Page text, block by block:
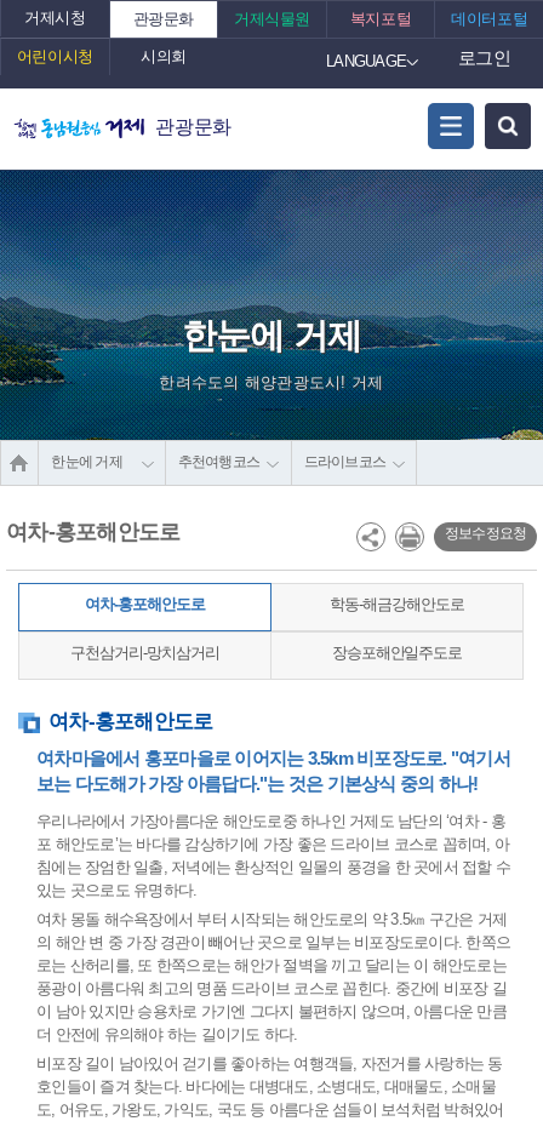
거제시청 관광문화 거제식물원 복지포털 데이터포털
어린이시청 시의회 LANGUAGE 로그인
관광문화
한눈에 거제
한려수도의 해양관광도시! 거제
한눈에 거제 추천여행코스 드라이브코스
여차-홍포해안도로 정보수정요청
여차-홍포해안도로 학동-해금강해안도로
구천삼거리-망치삼거리 장승포해안일주도로
여차-홍포해안도로
여차마을에서 홍포마을로 이어지는 3.5km 비포장도로. "여기서
보는 다도해가 가장 아름답다."는 것은 기본상식 중의 하나!
우리나라에서 가장아름다운 해안도로중 하나인 거제도 남단의 ‘여차 - 홍
포 해안도로’는 바다를 감상하기에 가장 좋은 드라이브 코스로 꼽히며, 아
침에는 장엄한 일출, 저녁에는 환상적인 일몰의 풍경을 한 곳에서 접할 수
있는 곳으로도 유명하다.
여차 몽돌 해수욕장에서 부터 시작되는 해안도로의 약 3.5㎞ 구간은 거제
의 해안 변 중 가장 경관이 빼어난 곳으로 일부는 비포장도로이다. 한쪽으
로는 산허리를, 또 한쪽으로는 해안가 절벽을 끼고 달리는 이 해안도로는
풍광이 아름다워 최고의 명품 드라이브 코스로 꼽힌다. 중간에 비포장 길
이 남아 있지만 승용차로 가기엔 그다지 불편하지 않으며, 아름다운 만큼
더 안전에 유의해야 하는 길이기도 하다.
비포장 길이 남아있어 걷기를 좋아하는 여행객들, 자전거를 사랑하는 동
호인들이 즐겨 찾는다. 바다에는 대병대도, 소병대도, 대매물도, 소매물
도, 어유도, 가왕도, 가익도, 국도 등 아름다운 섬들이 보석처럼 박혀있어